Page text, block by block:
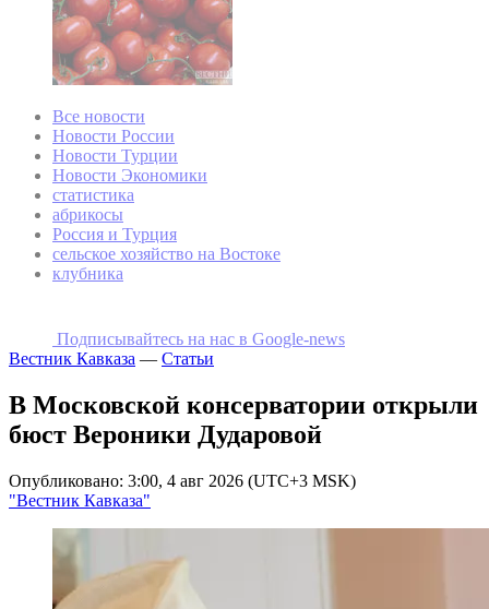
Все новости
Новости России
Новости Турции
Новости Экономики
статистика
абрикосы
Россия и Турция
сельское хозяйство на Востоке
клубника
Подписывайтесь на наc в Google-news
Вестник Кавказа — Статьи
В Московской консерватории открыли
бюст Вероники Дударовой
Опубликовано: 3:00, 4 авг 2026 (UTC+3 MSK)
"Вестник Кавказа"